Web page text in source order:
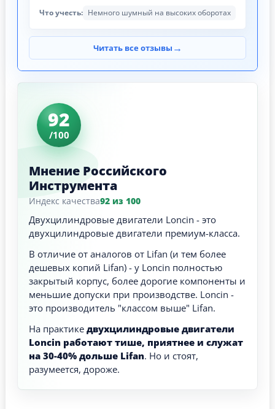
Что учесть: Немного шумный на высоких оборотах
Читать все отзывы →
92
/100
Мнение Российского
Инструмента
Индекс качества92 из 100
Двухцилиндровые двигатели Loncin - это
двухцилиндровые двигатели премиум-класса.
В отличие от аналогов от Lifan (и тем более
дешевых копий Lifan) - у Loncin полностью
закрытый корпус, более дорогие компоненты и
меньшие допуски при производстве. Loncin -
это производитель "классом выше" Lifan.
На практике двухцилиндровые двигатели
Loncin работают тише, приятнее и служат
на 30-40% дольше Lifan. Но и стоят,
разумеется, дороже.